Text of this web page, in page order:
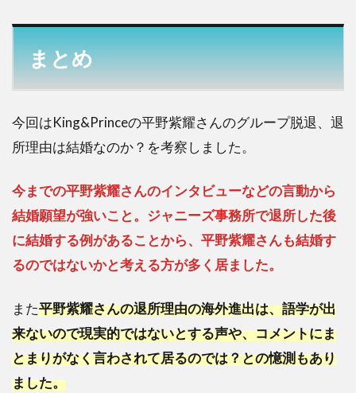
まとめ
今回はKing&Princeの平野紫耀さんのグループ脱退、退
所理由は結婚なのか？を考察しました。
今までの平野紫耀さんのインタビューなどの言動から
結婚願望が強いこと。ジャニーズ事務所で退所した後
に結婚する例があることから、平野紫耀さんも結婚す
るのではないかと考える方が多く居ました。
また平野紫耀さんの退所理由の海外進出は、語学が出
来ないので現実的ではないとする声や、コメントにま
とまりがなく言わされて居るのでは？との憶測もあり
ました。